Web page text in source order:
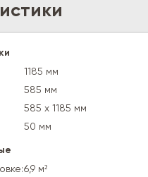
1185 мм
585 мм
585 x 1185 мм
50 мм
6,9 м²